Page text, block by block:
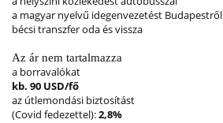
a magyar nyelvű idegenvezetést Budapestről
bécsi transzfer oda és vissza
Az ár nem tartalmazza
a borravalókat
kb. 90 USD/fő
az útlemondási biztosítást
(Covid fedezettel):2,8%